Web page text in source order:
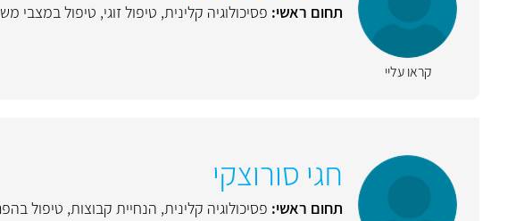
קראו עליי
תחום ראשי: פסיכולוגיה קלינית, טיפול זוגי, טיפול במצבי
חגי סורוצקי
תחום ראשי: פסיכולוגיה קלינית, הנחיית קבוצות, טיפול